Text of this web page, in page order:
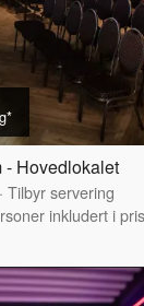
- Hovedlokalet
· Tilbyr servering
inkludert i